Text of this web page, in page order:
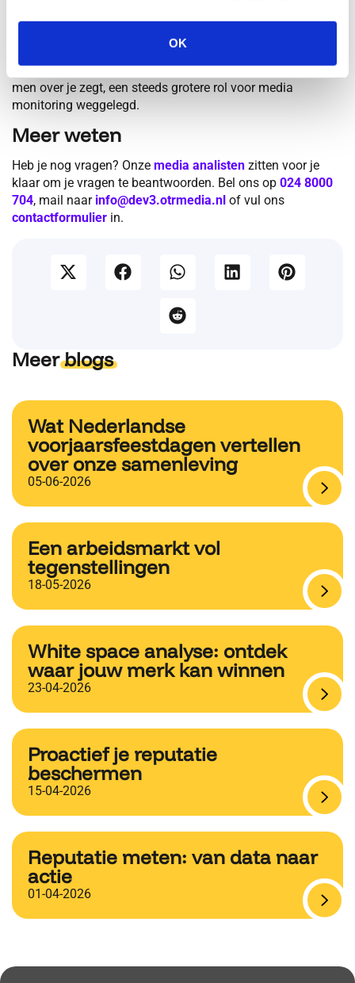
OK
input geeft voor het gesprek met je doelgroep om zo de
nieuwe klantrelatie vorm te geven. Je moet alleen weten
hoe je de juiste informatie uit al dat verbale geweld filtert.
Daar is in de nabije toekomst, naast het luisteren naar wat
men over je zegt, een steeds grotere rol voor media
monitoring weggelegd.
Meer weten
Heb je nog vragen? Onze media analisten zitten voor je
klaar om je vragen te beantwoorden. Bel ons op 024 8000
704, mail naar info@dev3.otrmedia.nl of vul ons
contactformulier in.
Meerblogs
Wat Nederlandse
voorjaarsfeestdagen vertellen
over onze samenleving
05-06-2026
Een arbeidsmarkt vol
tegenstellingen
18-05-2026
White space analyse: ontdek
waar jouw merk kan winnen
23-04-2026
Proactief je reputatie
beschermen
15-04-2026
Reputatie meten: van data naar
actie
01-04-2026